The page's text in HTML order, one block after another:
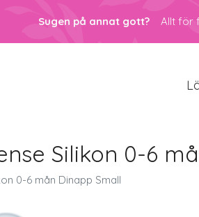
Sugen på annat gott? Allt för
Silikon 0-6
0-6 mån Dinapp Small